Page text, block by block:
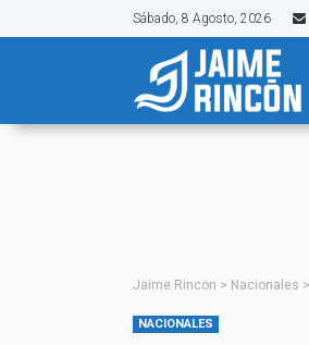
Sábado, 8 Agosto, 2026
Jaime Rincon > Nacionales >
NACIONALES